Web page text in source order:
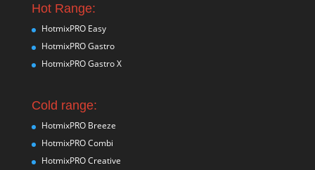
Hot Range:
HotmixPRO Easy
HotmixPRO Gastro
HotmixPRO Gastro X
Cold range:
HotmixPRO Breeze
HotmixPRO Combi
HotmixPRO Creative